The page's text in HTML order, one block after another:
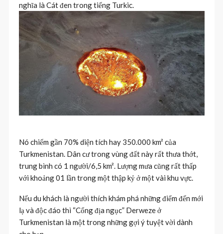
nghĩa là Cát đen trong tiếng Turkic.
Nó chiếm gần 70% diện tích hay 350.000 km² của
Turkmenistan. Dân cư trong vùng đất này rất thưa thớt,
trung bình có 1 người/6,5 km². Lượng mưa cũng rất thấp
với khoảng 01 lần trong một thập kỷ ở một vài khu vực.
Nếu du khách là người thích khám phá những điểm đến mới
lạ và độc đáo thì “Cổng địa ngục” Derweze ở
Turkmenistan là một trong những gợi ý tuyệt vời dành